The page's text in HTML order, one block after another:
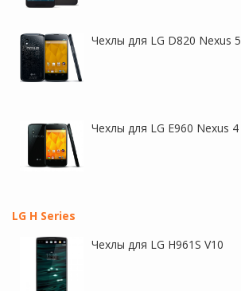
Чехлы для LG D820 Nexus 5
Чехлы для LG E960 Nexus 4
LG H Series
Чехлы для LG H961S V10